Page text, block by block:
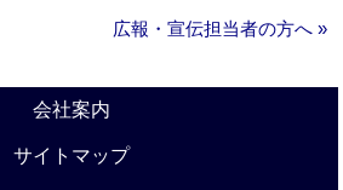
広報・宣伝担当者の方へ »
会社案内
サイトマップ